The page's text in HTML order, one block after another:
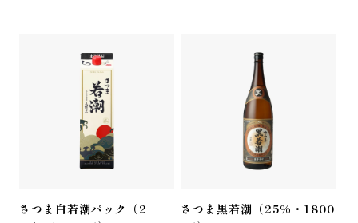
さつま白若潮パック（2
さつま黒若潮（25%・1800